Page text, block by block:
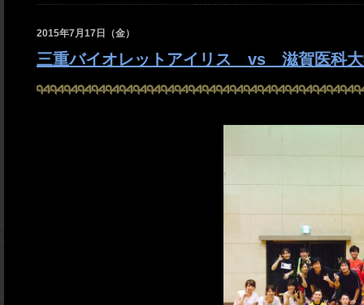
2015年7月17日（金）
三重バイオレットアイリス vs 滋賀医科